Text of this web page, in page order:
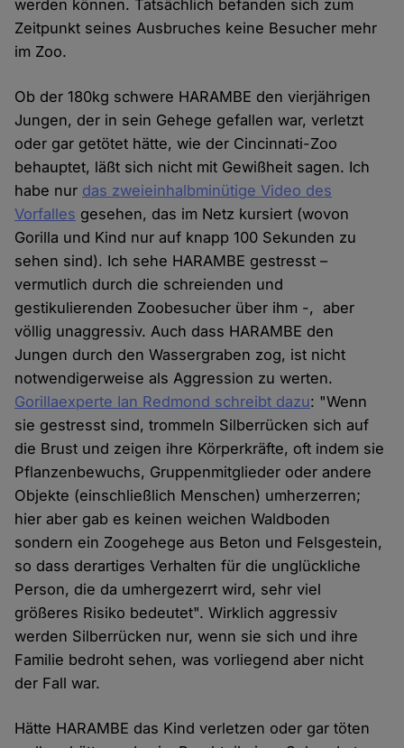
werden können. Tatsächlich befanden sich zum
Zeitpunkt seines Ausbruches keine Besucher mehr
im Zoo.
Ob der 180kg schwere HARAMBE den vierjährigen
Jungen, der in sein Gehege gefallen war, verletzt
oder gar getötet hätte, wie der Cincinnati-Zoo
behauptet, läßt sich nicht mit Gewißheit sagen. Ich
habe nur das zweieinhalbminütige Video des
Vorfalles gesehen, das im Netz kursiert (wovon
Gorilla und Kind nur auf knapp 100 Sekunden zu
sehen sind). Ich sehe HARAMBE gestresst –
vermutlich durch die schreienden und
gestikulierenden Zoobesucher über ihm -, aber
völlig unaggressiv. Auch dass HARAMBE den
Jungen durch den Wassergraben zog, ist nicht
notwendigerweise als Aggression zu werten.
Gorillaexperte Ian Redmond schreibt dazu: "Wenn
sie gestresst sind, trommeln Silberrücken sich auf
die Brust und zeigen ihre Körperkräfte, oft indem sie
Pflanzenbewuchs, Gruppenmitglieder oder andere
Objekte (einschließlich Menschen) umherzerren;
hier aber gab es keinen weichen Waldboden
sondern ein Zoogehege aus Beton und Felsgestein,
so dass derartiges Verhalten für die unglückliche
Person, die da umhergezerrt wird, sehr viel
größeres Risiko bedeutet". Wirklich aggressiv
werden Silberrücken nur, wenn sie sich und ihre
Familie bedroht sehen, was vorliegend aber nicht
der Fall war.
Hätte HARAMBE das Kind verletzen oder gar töten